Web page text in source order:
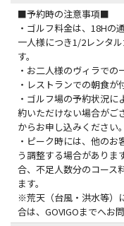
■予約時の注意事項■
・ゴルフ料金は、18Hの
一人様につき1/2レンタ
す。
・お二人様のヴィラでの
・レストランでの朝食が
・ゴルフ場の予約状況
約いただけない場合がご
からお申し込みください。
・ピーク時には、他の
う調整する場合がありま
合、不足人数分のコース
ます。
※荒天（台風・洪水等）
合は、GOVIGOまでへお